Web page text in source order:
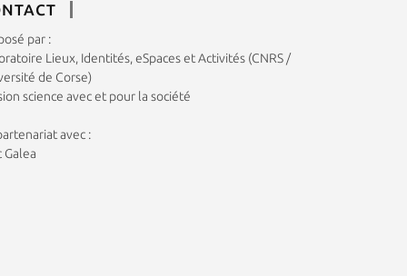
par :
Lieux, Identités, eSpaces et Activités (CNRS /
de Corse)
science avec et pour la société
avec :
Galea